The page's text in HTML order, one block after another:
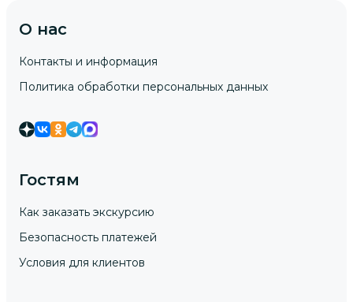
О нас
Контакты и информация
Политика обработки персональных данных
Гостям
Как заказать экскурсию
Безопасность платежей
Условия для клиентов